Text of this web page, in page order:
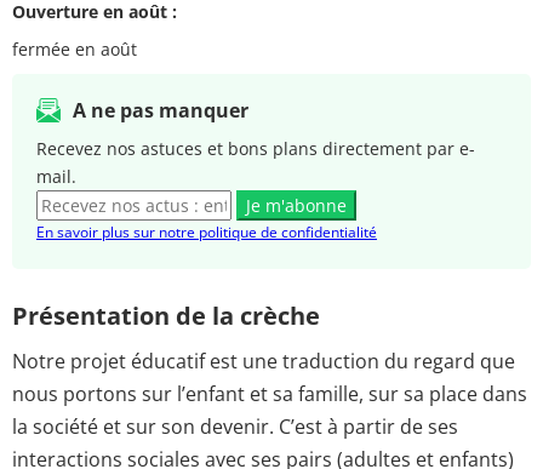
Ouverture en août :
fermée en août
A ne pas manquer
Recevez nos astuces et bons plans directement par e-
mail.
Je m'abonne
En savoir plus sur notre politique de confidentialité
Présentation de la crèche
Notre projet éducatif est une traduction du regard que
nous portons sur l’enfant et sa famille, sur sa place dans
la société et sur son devenir. C’est à partir de ses
interactions sociales avec ses pairs (adultes et enfants)